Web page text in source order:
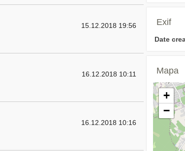
15.12.2018 19:56
16.12.2018 10:11
16.12.2018 10:16
Exif
Date
Mapa
+
−